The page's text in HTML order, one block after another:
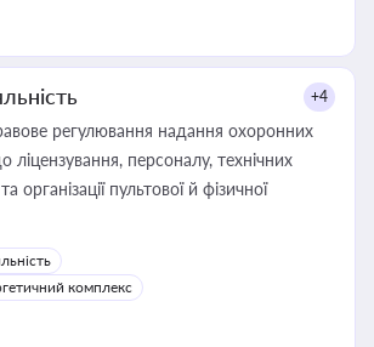
+4
регулювання надання охоронних
ліцензування, персоналу, технічних
організації пультової й фізичної
комплекс